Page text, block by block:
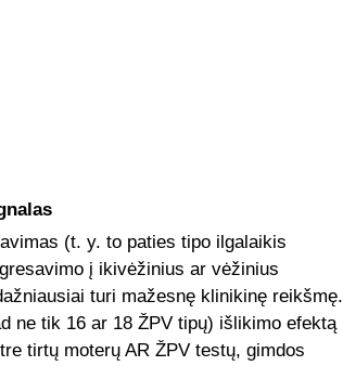
(t. y. to paties tipo ilgalaikis
į ikivėžinius ar vėžinius
turi mažesnę klinikinę reikšmę.
ne tik 16 ar 18 ŽPV tipų) išlikimo efektą
tirtų moterų AR ŽPV testų, gimdos